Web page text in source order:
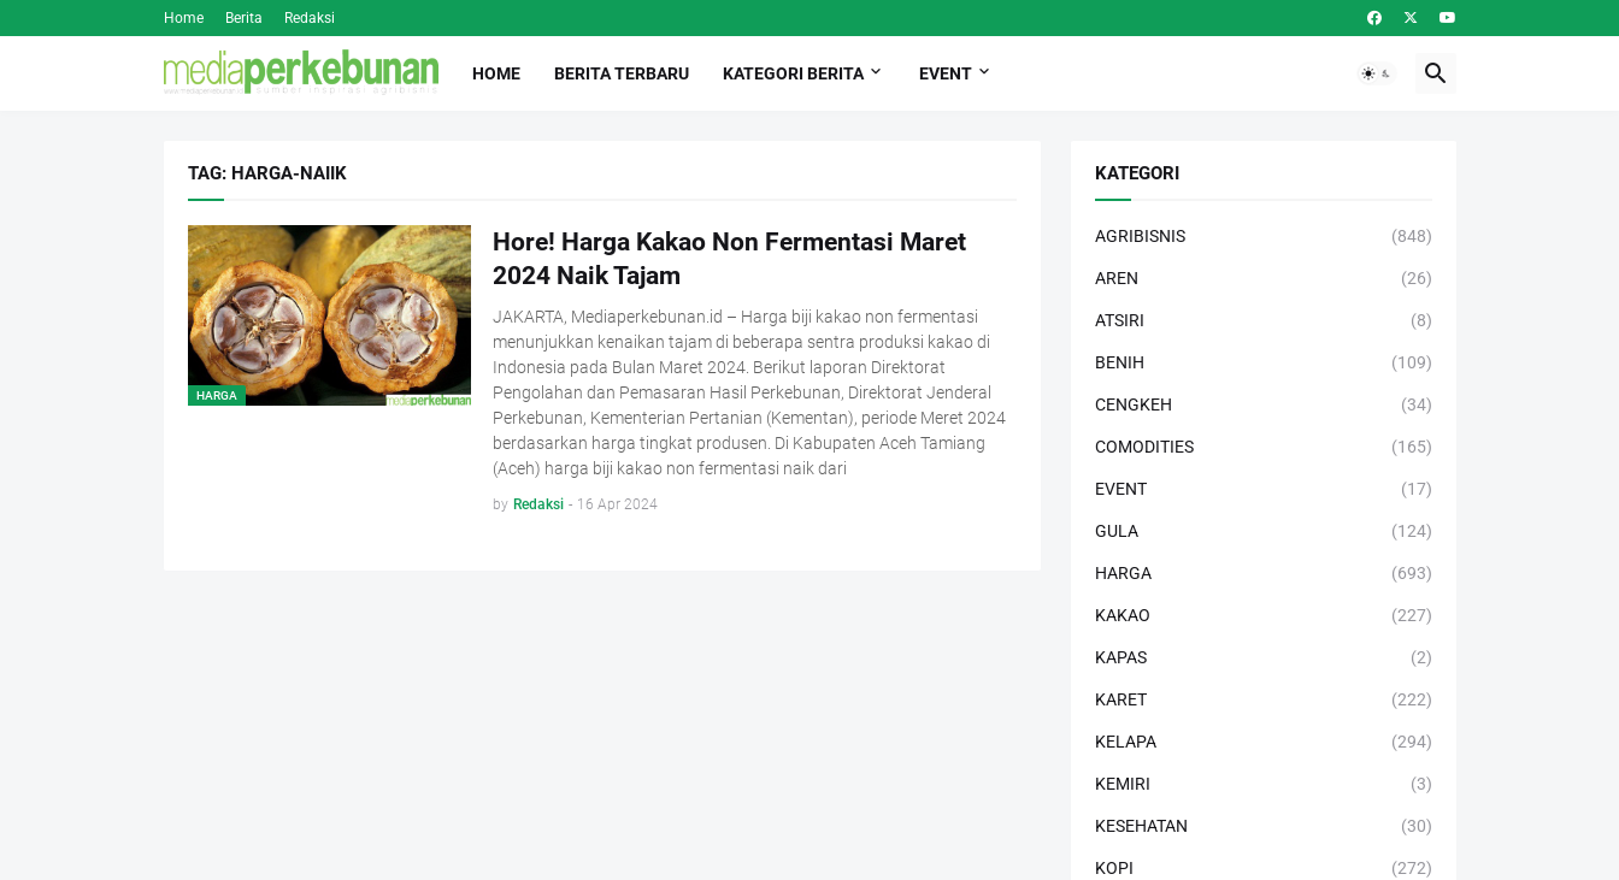
Home Berita Redaksi
HOME BERITA TERBARU KATEGORI BERITA EVENT
TAG: HARGA-NAIIK
HARGA
Hore! Harga Kakao Non Fermentasi Maret
2024 Naik Tajam
JAKARTA, Mediaperkebunan.id – Harga biji kakao non fermentasi
menunjukkan kenaikan tajam di beberapa sentra produksi kakao di
Indonesia pada Bulan Maret 2024. Berikut laporan Direktorat
Pengolahan dan Pemasaran Hasil Perkebunan, Direktorat Jenderal
Perkebunan, Kementerian Pertanian (Kementan), periode Meret 2024
berdasarkan harga tingkat produsen. Di Kabupaten Aceh Tamiang
(Aceh) harga biji kakao non fermentasi naik dari
by Redaksi - 16 Apr 2024
KATEGORI
AGRIBISNIS (848)
AREN (26)
ATSIRI (8)
BENIH (109)
CENGKEH (34)
COMODITIES (165)
EVENT (17)
GULA (124)
HARGA (693)
KAKAO (227)
KAPAS (2)
KARET (222)
KELAPA (294)
KEMIRI (3)
KESEHATAN (30)
KOPI (272)